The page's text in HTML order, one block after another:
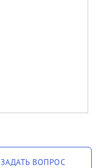
ЗАДАТЬ ВОПРОС